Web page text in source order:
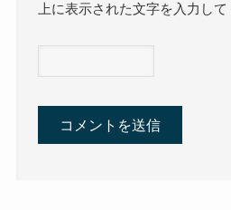
上に表示された文字を入力して